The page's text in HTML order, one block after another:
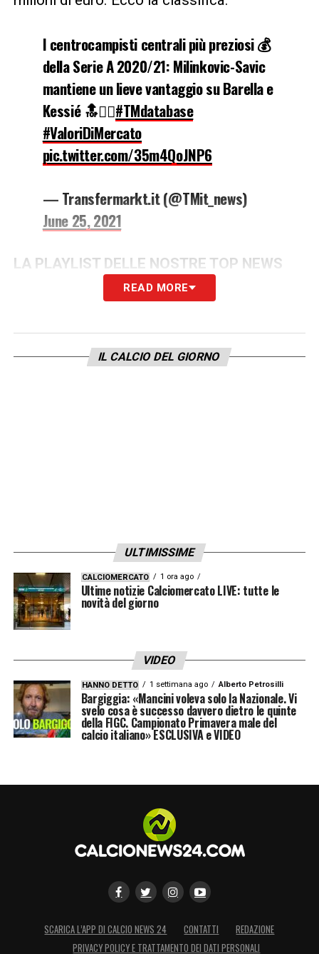
I centrocampisti centrali più preziosi 💰
della Serie A 2020/21: Milinkovic-Savic
mantiene un lieve vantaggio su Barella e
Kessié 🔝🧗‍♂️#TMdatabase
#ValoriDiMercato
pic.twitter.com/35m4QoJNP6
— Transfermarkt.it (@TMit_news)
June 25, 2021
LA PLAYLIST DELLE NOSTRE TOP NEWS
READ MORE
IL CALCIO DEL GIORNO
ULTIMISSIME
CALCIOMERCATO 1 ora ago
Ultime notizie Calciomercato LIVE: tutte le
novità del giorno
VIDEO
HANNO DETTO 1 settimana ago Alberto Petrosilli
Bargiggia: «Mancini voleva solo la Nazionale. Vi
svelo cosa è successo davvero dietro le quinte
della FIGC. Campionato Primavera male del
calcio italiano» ESCLUSIVA e VIDEO
SCARICA L’APP DI CALCIO NEWS 24 CONTATTI
REDAZIONE
PRIVACY POLICY E TRATTAMENTO DEI DATI PERSONALI